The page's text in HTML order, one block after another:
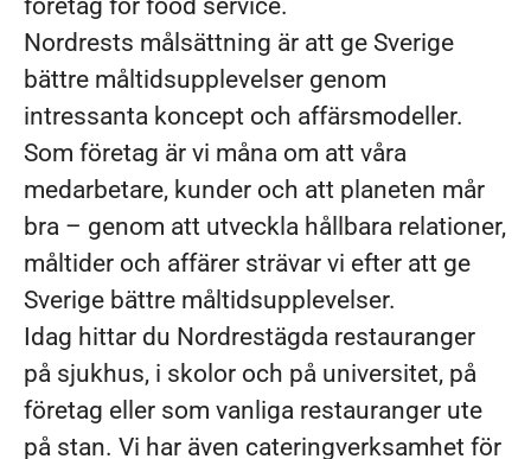
företag för food service.
Nordrests målsättning är att ge Sverige
bättre måltidsupplevelser genom
intressanta koncept och affärsmodeller.
Som företag är vi måna om att våra
medarbetare, kunder och att planeten mår
bra – genom att utveckla hållbara relationer,
måltider och affärer strävar vi efter att ge
Sverige bättre måltidsupplevelser.
Idag hittar du Nordrestägda restauranger
på sjukhus, i skolor och på universitet, på
företag eller som vanliga restauranger ute
på stan. Vi har även cateringverksamhet för